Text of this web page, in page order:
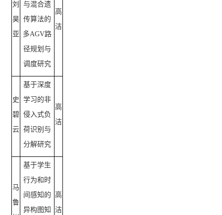
刘
昊
亚
与混合遗
传算法的
多AGV路
径规划与
调度研究
高
洁
史
碧
云
基于深度
学习的非
侵入式负
荷识别与
分解研究
高
洁
马
鲁
基于学生
行为和时
间感知的
异构图知
高
洁